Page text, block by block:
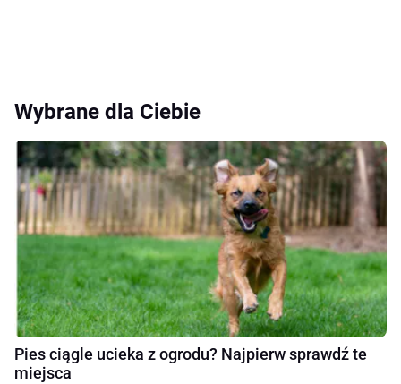
Wybrane dla Ciebie
Pies ciągle ucieka z ogrodu? Najpierw sprawdź te
miejsca